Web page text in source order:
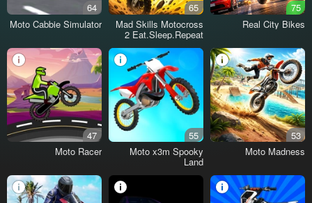
75
Real City Bikes
65
Mad Skills Motocross
2 Eat.Sleep.Repeat
64
Moto Cabbie Simulator
53
Moto Madness
55
Moto x3m Spooky
Land
47
Moto Racer